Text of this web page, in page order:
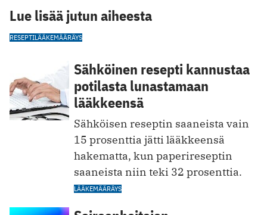
Lue lisää jutun aiheesta
RESEPTILÄÄKEMÄÄRÄYS
Sähköinen resepti kannustaa
potilasta lunastamaan
lääkkeensä
Sähköisen reseptin saaneista vain
15 prosenttia jätti lääkkeensä
hakematta, kun paperireseptin
saaneista niin teki 32 prosenttia.
LÄÄKEMÄÄRÄYS